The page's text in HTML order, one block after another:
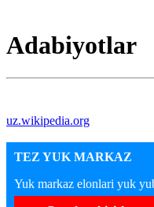
Adabiyotlar
uz.wikipedia.org
TEZ YUK MARKAZ
Yuk markaz elonlari yuk